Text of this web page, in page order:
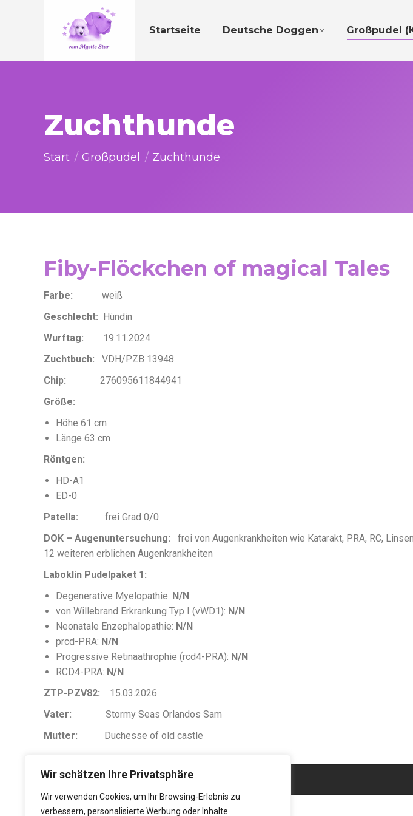
Wir schätzen Ihre Privatsphäre
Wir verwenden Cookies, um Ihr Browsing-Erlebnis zu
verbessern, personalisierte Werbung oder Inhalte
Startseite Deutsche Doggen Großpudel
Zuchthunde
Sie befinden sich hier:
Start Großpudel Zuchthunde
Fiby-Flöckchen of magical Tales
Farbe:
weiß
Geschlecht: Hündin
Wurftag:
19.11.2024
Zuchtbuch: VDH/PZB 13948
Chip:
276095611844941
Größe:
Höhe 61 cm
Länge 63 cm
Röntgen:
HD-A1
ED-0
Patella:
frei Grad 0/0
DOK – Augenuntersuchung:
frei von Augenkrankheiten wie Katarakt, PRA, RC,
12 weiteren erblichen Augenkrankheiten
Laboklin Pudelpaket 1:
Degenerative Myelopathie: N/N
von Willebrand Erkrankung Typ I (vWD1): N/N
Neonatale Enzephalopathie: N/N
prcd-PRA: N/N
Progressive Retinaathrophie (rcd4-PRA): N/N
RCD4-PRA: N/N
ZTP-PZV82: 15.03.2026
Vater:
Stormy Seas Orlandos Sam
Mutter:
Duchesse of old castle
Ausstellungsergebnisse